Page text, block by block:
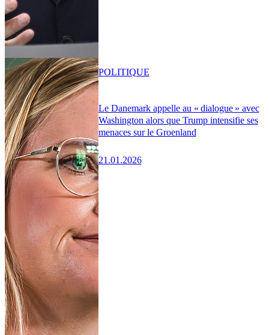
Le Danemark appelle au « dialogue » avec
Washington alors que Trump intensifie ses
menaces sur le Groenland
21.01.2026
POLITIQUE